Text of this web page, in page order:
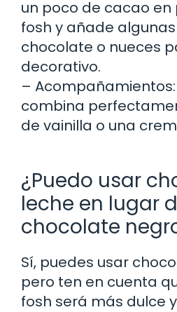
un poco de cacao en
fosh y añade
chocolate o nueces
decorativo.
–
combina
de vainilla o una
¿Puedo usar
leche en lugar
chocolate
Sí, puedes usar
pero ten en cuenta
fosh será más dulce